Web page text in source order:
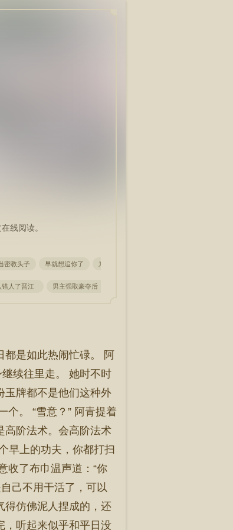
线阅读。
密教头子 早就想追你了 东宫春事
错人了晋江 男主强取豪夺后
都是如此热闹忙碌。 阿
续往里走。 她时不时
玉牌都不是他们这种外
个。 “雪意？” 阿青提着
高阶法术。会高阶法术
早上的功夫，你都打扫
收了布巾温声道：“你
己不用干活了，可以
得仿佛泥人捏成的，还
，听起来似乎和平日没